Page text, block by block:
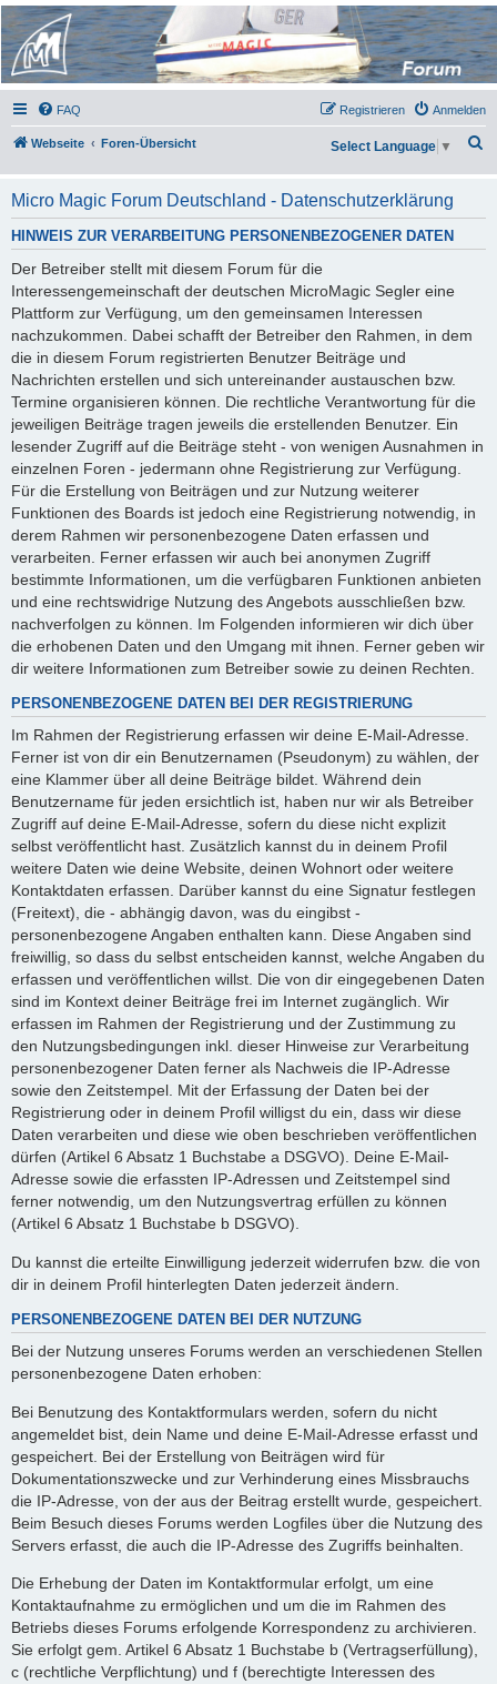
Micro Magic Forum
Deutschland
FAQ Anmelden
Registrieren
Webseite Foren-Übersicht
h
e
Select Language ▼
Micro Magic Forum Deutschland - Datenschutzerklärung
HINWEIS ZUR VERARBEITUNG PERSONENBEZOGENER DATEN
Der Betreiber stellt mit diesem Forum für die
Interessengemeinschaft der deutschen MicroMagic Segler eine
Plattform zur Verfügung, um den gemeinsamen Interessen
nachzukommen. Dabei schafft der Betreiber den Rahmen, in dem
die in diesem Forum registrierten Benutzer Beiträge und
Nachrichten erstellen und sich untereinander austauschen bzw.
Termine organisieren können. Die rechtliche Verantwortung für die
jeweiligen Beiträge tragen jeweils die erstellenden Benutzer. Ein
lesender Zugriff auf die Beiträge steht - von wenigen Ausnahmen in
einzelnen Foren - jedermann ohne Registrierung zur Verfügung.
Für die Erstellung von Beiträgen und zur Nutzung weiterer
Funktionen des Boards ist jedoch eine Registrierung notwendig, in
derem Rahmen wir personenbezogene Daten erfassen und
verarbeiten. Ferner erfassen wir auch bei anonymen Zugriff
bestimmte Informationen, um die verfügbaren Funktionen anbieten
und eine rechtswidrige Nutzung des Angebots ausschließen bzw.
nachverfolgen zu können. Im Folgenden informieren wir dich über
die erhobenen Daten und den Umgang mit ihnen. Ferner geben wir
dir weitere Informationen zum Betreiber sowie zu deinen Rechten.
PERSONENBEZOGENE DATEN BEI DER REGISTRIERUNG
Im Rahmen der Registrierung erfassen wir deine E-Mail-Adresse.
Ferner ist von dir ein Benutzernamen (Pseudonym) zu wählen, der
eine Klammer über all deine Beiträge bildet. Während dein
Benutzername für jeden ersichtlich ist, haben nur wir als Betreiber
Zugriff auf deine E-Mail-Adresse, sofern du diese nicht explizit
selbst veröffentlicht hast. Zusätzlich kannst du in deinem Profil
weitere Daten wie deine Website, deinen Wohnort oder weitere
Kontaktdaten erfassen. Darüber kannst du eine Signatur festlegen
(Freitext), die - abhängig davon, was du eingibst -
personenbezogene Angaben enthalten kann. Diese Angaben sind
freiwillig, so dass du selbst entscheiden kannst, welche Angaben du
erfassen und veröffentlichen willst. Die von dir eingegebenen Daten
sind im Kontext deiner Beiträge frei im Internet zugänglich. Wir
erfassen im Rahmen der Registrierung und der Zustimmung zu
den Nutzungsbedingungen inkl. dieser Hinweise zur Verarbeitung
personenbezogener Daten ferner als Nachweis die IP-Adresse
sowie den Zeitstempel. Mit der Erfassung der Daten bei der
Registrierung oder in deinem Profil willigst du ein, dass wir diese
Daten verarbeiten und diese wie oben beschrieben veröffentlichen
dürfen (Artikel 6 Absatz 1 Buchstabe a DSGVO). Deine E-Mail-
Adresse sowie die erfassten IP-Adressen und Zeitstempel sind
ferner notwendig, um den Nutzungsvertrag erfüllen zu können
(Artikel 6 Absatz 1 Buchstabe b DSGVO).
Du kannst die erteilte Einwilligung jederzeit widerrufen bzw. die von
dir in deinem Profil hinterlegten Daten jederzeit ändern.
PERSONENBEZOGENE DATEN BEI DER NUTZUNG
Bei der Nutzung unseres Forums werden an verschiedenen Stellen
personenbezogene Daten erhoben:
Bei Benutzung des Kontaktformulars werden, sofern du nicht
angemeldet bist, dein Name und deine E-Mail-Adresse erfasst und
gespeichert. Bei der Erstellung von Beiträgen wird für
Dokumentationszwecke und zur Verhinderung eines Missbrauchs
die IP-Adresse, von der aus der Beitrag erstellt wurde, gespeichert.
Beim Besuch dieses Forums werden Logfiles über die Nutzung des
Servers erfasst, die auch die IP-Adresse des Zugriffs beinhalten.
Die Erhebung der Daten im Kontaktformular erfolgt, um eine
Kontaktaufnahme zu ermöglichen und um die im Rahmen des
Betriebs dieses Forums erfolgende Korrespondenz zu archivieren.
Sie erfolgt gem. Artikel 6 Absatz 1 Buchstabe b (Vertragserfüllung),
c (rechtliche Verpflichtung) und f (berechtigte Interessen des